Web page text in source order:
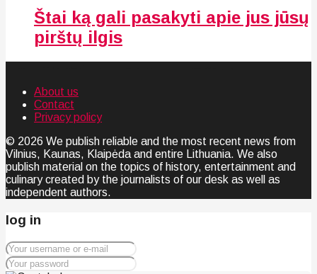
Štai ką gali pasakyti apie jus jūsų
pirštų ilgis
About us
Contact
Privacy policy
© 2026 We publish reliable and the most recent news from
Vilnius, Kaunas, Klaipėda and entire Lithuania. We also
publish material on the topics of history, entertainment and
culinary created by the journalists of our desk as well as
independent authors.
log in